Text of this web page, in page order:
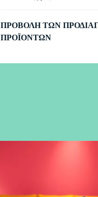
ΠΡΟΒΟΛΉ ΤΩΝ
ΠΡΟΪΌΝΤΩΝ